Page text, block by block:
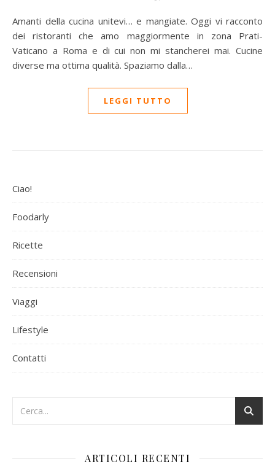
Amanti della cucina unitevi… e mangiate. Oggi vi racconto
dei ristoranti che amo maggiormente in zona Prati-
Vaticano a Roma e di cui non mi stancherei mai. Cucine
diverse ma ottima qualità. Spaziamo dalla…
LEGGI TUTTO
Ciao!
Foodarly
Ricette
Recensioni
Viaggi
Lifestyle
Contatti
ARTICOLI RECENTI